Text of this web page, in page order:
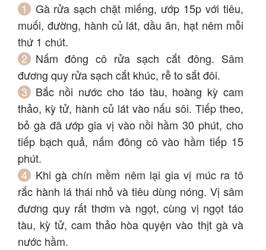
Gà rửa sạch chặt miếng, ướp 15p với tiêu,
muối, đường, hành củ lát, dầu ăn, hạt nêm mỗi
thứ 1 chút.
Nấm đông cô rửa sạch cắt đông. Sâm
đương quy rửa sạch cắt khúc, rễ to sắt đôi.
Bắc nồi nước cho táo tàu, hoàng kỳ cam
thảo, kỳ tử, hành củ lát vào nấu sôi. Tiếp theo,
bỏ gà đã ướp gia vị vào nồi hầm 30 phút, cho
tiếp bạch quả, nấm đông cô vào hầm tiếp 15
phút.
Khi gà chín mềm nêm lại gia vị múc ra tô
rắc hành lá thái nhỏ và tiêu dùng nóng. Vị sâm
đương quy rất thơm và ngọt, cùng vị ngọt táo
tàu, kỳ tử, cam thảo hòa quyện vào thịt gà và
nước hầm.